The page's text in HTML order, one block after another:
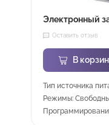
Электронный
Оставить отзыв
В
Тип источника
Режимы: